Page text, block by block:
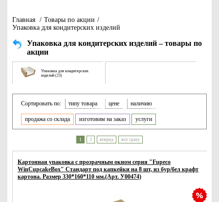
Главная / Товары по акции /
Упаковка для кондитерских изделий
Упаковка для кондитерских изделий – товары по
акции
Упаковка для кондитерских
изделий (23)
Сортировать по: типу товара цене наличию
продажа со склада изготовим на заказ услуги
1 2 вперед все сразу
Картонная упаковка с прозрачным окном серия "Fupeco
WinCupcakeBox" Стандарт под капкейки на 8 шт, из бур/бел крафт
картона. Размер 330*160*110 мм.(Арт. У00474)